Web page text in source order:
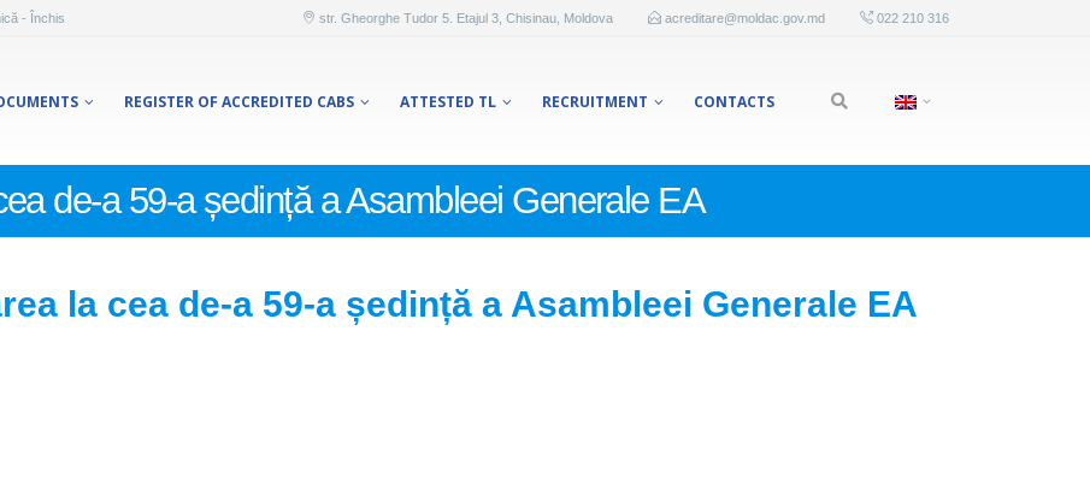
- Închis str. Gheorghe Tudor 5. Etajul 3, Chisinau, Moldova acreditare@moldac.gov.md 022 210 316
REGISTER OF ACCREDITED CABS ATTESTED TL RECRUITMENT CONTACTS
de-a 59-a ședință a Asambleei Generale EA
la cea de-a 59-a ședință a Asambleei Generale EA